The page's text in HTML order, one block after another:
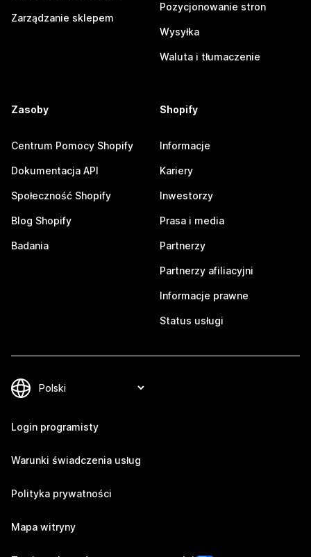
Zarządzanie sklepem
Pozycjonowanie stron
Wysyłka
Waluta i tłumaczenie
Zasoby
Centrum Pomocy Shopify
Dokumentacja API
Społeczność Shopify
Blog Shopify
Badania
Shopify
Informacje
Kariery
Inwestorzy
Prasa i media
Partnerzy
Partnerzy afiliacyjni
Informacje prawne
Status usługi
Login programisty
Warunki świadczenia usług
Polityka prywatności
Mapa witryny